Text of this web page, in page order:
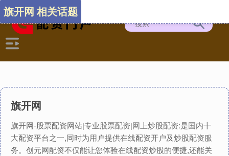
旗开网
旗开网-股票配资网站|专业股票配资|网上炒股配资:是国内十
大配资平台之一,同时为用户提供在线配资开户及炒股配资服
务。创元网配资不仅能让您体验在线配资炒股的便捷,还能关
旗开网 相关话题